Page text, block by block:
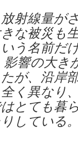
射線量が
な被災も
う名前だ
響の大き
が、沿岸
く異なり
とても暮
している